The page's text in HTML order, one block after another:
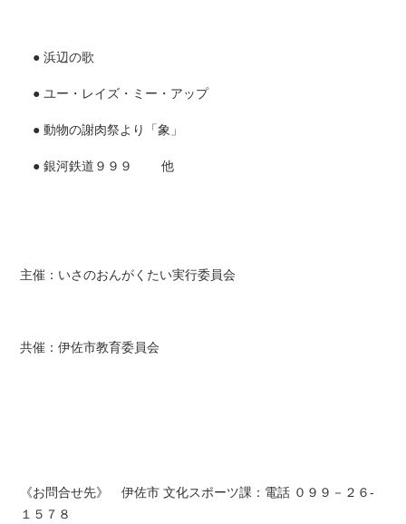
● 浜辺の歌
● ユー・レイズ・ミー・アップ
● 動物の謝肉祭より「象」
● 銀河鉄道９９９ 他
主催：いさのおんがくたい実行委員会
共催：伊佐市教育委員会
《お問合せ先》 伊佐市 文化スポーツ課：電話 ０９９－２６‐
１５７８